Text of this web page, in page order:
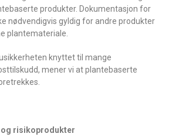
produkter. Dokumentasjon for
nødvendigvis gyldig for andre produkter
plantemateriale.
knyttet til mange
mener vi at plantebaserte
risikoprodukter